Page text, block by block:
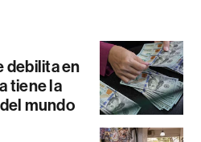
debilita en
tiene la
mundo